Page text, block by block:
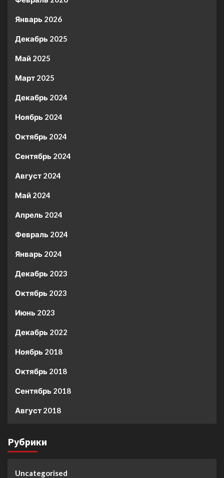
Январь 2026
Декабрь 2025
Май 2025
Март 2025
Декабрь 2024
Ноябрь 2024
Октябрь 2024
Сентябрь 2024
Август 2024
Май 2024
Апрель 2024
Февраль 2024
Январь 2024
Декабрь 2023
Октябрь 2023
Июнь 2023
Декабрь 2022
Ноябрь 2018
Октябрь 2018
Сентябрь 2018
Август 2018
Рубрики
Uncategorised